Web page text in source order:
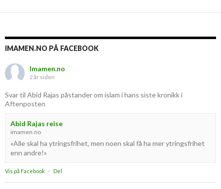
IMAMEN.NO PÅ FACEBOOK
Imamen.no
2 år siden
Svar til Abid Rajas påstander om islam i hans siste kronikk i
Aftenposten
Abid Rajas reise
imamen.no
«Alle skal ha ytringsfrihet, men noen skal få ha mer ytringsfrihet
enn andre!»
Vis på Facebook · Del